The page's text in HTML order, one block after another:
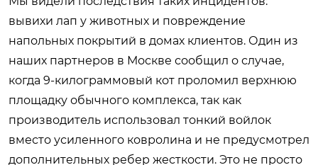
вывихи лап у животных и повреждение
напольных покрытий в домах клиентов. Один из
наших партнеров в Москве сообщил о случае,
когда 9-килограммовый кот проломил верхнюю
площадку обычного комплекса, так как
производитель использовал тонкий войлок
вместо усиленного ковролина и не предусмотрел
дополнительных ребер жесткости. Это не просто